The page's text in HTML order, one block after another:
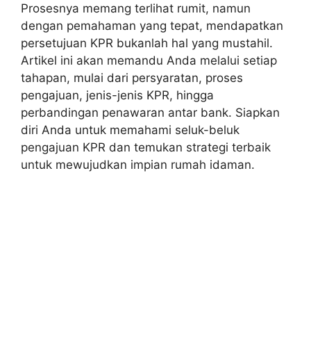
Prosesnya memang terlihat rumit, namun
dengan pemahaman yang tepat, mendapatkan
persetujuan KPR bukanlah hal yang mustahil.
Artikel ini akan memandu Anda melalui setiap
tahapan, mulai dari persyaratan, proses
pengajuan, jenis-jenis KPR, hingga
perbandingan penawaran antar bank. Siapkan
diri Anda untuk memahami seluk-beluk
pengajuan KPR dan temukan strategi terbaik
untuk mewujudkan impian rumah idaman.